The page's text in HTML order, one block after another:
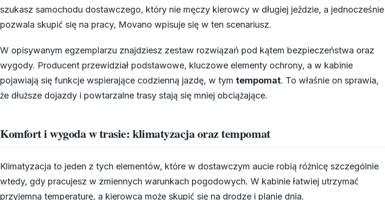
szukasz samochodu dostawczego, który nie męczy kierowcy w długiej jeździe, a jednocześnie
pozwala skupić się na pracy, Movano wpisuje się w ten scenariusz.
W opisywanym egzemplarzu znajdziesz zestaw rozwiązań pod kątem bezpieczeństwa oraz
wygody. Producent przewidział podstawowe, kluczowe elementy ochrony, a w kabinie
pojawiają się funkcje wspierające codzienną jazdę, w tym tempomat. To właśnie on sprawia,
że dłuższe dojazdy i powtarzalne trasy stają się mniej obciążające.
Komfort i wygoda w trasie: klimatyzacja oraz tempomat
Klimatyzacja to jeden z tych elementów, które w dostawczym aucie robią różnicę szczególnie
wtedy, gdy pracujesz w zmiennych warunkach pogodowych. W kabinie łatwiej utrzymać
przyjemną temperaturę, a kierowca może skupić się na drodze i planie dnia.